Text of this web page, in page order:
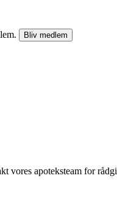
Bliv medlem
vores apoteksteam for